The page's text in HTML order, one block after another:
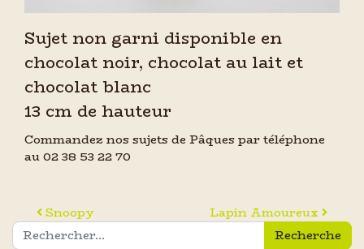
Sujet non garni disponible en
chocolat noir, chocolat au lait et
chocolat blanc
13 cm de hauteur
Commandez nos sujets de Pâques par téléphone
au 02 38 53 22 70
Navigation des articles
Snoopy
Lapin Amoureux
Recherche pour :